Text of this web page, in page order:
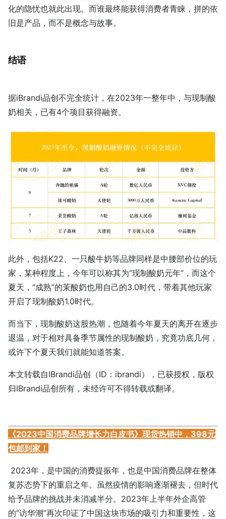
化的隐忧也就此出现。而谁最终能获得消费者青睐，拼的依
旧是产品，而不是概念与故事。
结语
据iBrandi品创不完全统计，在2023年一整年中，与现制酸
奶相关，已有4个项目获得融资。
此外，包括K22、一只酸牛奶等品牌同样是中腰部价位的玩
家，某种程度上，今年可以称其为“现制酸奶元年”，而这个
夏天，“成熟”的茉酸奶也用自己的3.0时代，带着其他玩家
开启了现制酸奶1.0时代。
而当下，现制酸奶这股热潮，也随着今年夏天的离开在逐步
退温，对于相对具备季节属性的现制酸奶，究竟功底几何，
或许下个夏天我们就能知道答案。
本文转载自IBrandi品创（ID：ibrandi），已获授权，版权
归IBrandi品创所有，未经许可不得转载或翻译。
《2023中国消费品牌增长力白皮书》现货热销中，398元
包邮到家！
2023年，是中国的消费提振年，也是中国消费品牌在整体
复苏态势下的重启之年。虽然疫情的影响逐渐褪去，但时代
给予品牌的挑战并未消减半分。2023年上半年外企高管
的“访华潮”再次印证了中国这块市场的吸引力和重要性，这